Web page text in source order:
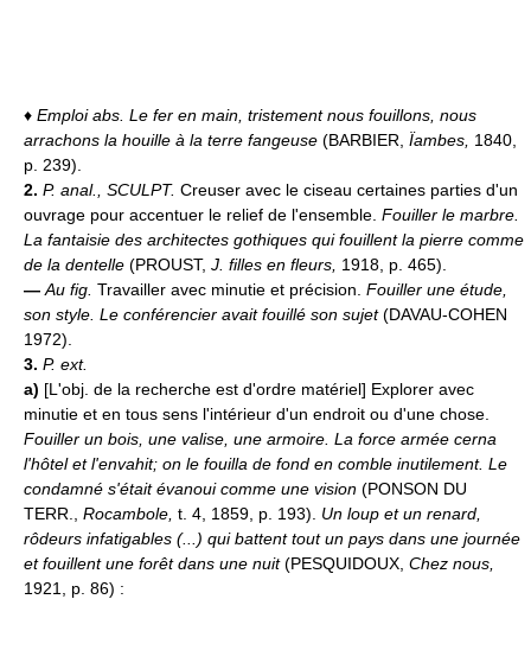
♦ Emploi abs. Le fer en main, tristement nous fouillons, nous
arrachons la houille à la terre fangeuse (BARBIER, Ïambes, 1840,
p. 239).
2. P. anal., SCULPT. Creuser avec le ciseau certaines parties d'un
ouvrage pour accentuer le relief de l'ensemble. Fouiller le marbre.
La fantaisie des architectes gothiques qui fouillent la pierre comme
de la dentelle (PROUST, J. filles en fleurs, 1918, p. 465).
—Au fig. Travailler avec minutie et précision. Fouiller une étude,
son style. Le conférencier avait fouillé son sujet(DAVAU-COHEN
1972).
3. P. ext.
a) [L'obj. de la recherche est d'ordre matériel] Explorer avec
minutie et en tous sens l'intérieur d'un endroit ou d'une chose.
Fouiller un bois, une valise, une armoire. La force armée cerna
l'hôtel et l'envahit; on le fouilla de fond en comble inutilement. Le
condamné s'était évanoui comme une vision (PONSON DU
TERR., Rocambole, t. 4, 1859, p. 193). Un loup et un renard,
rôdeurs infatigables (...) qui battent tout un pays dans une journée
et fouillent une forêt dans une nuit(PESQUIDOUX, Chez nous,
1921, p. 86) :